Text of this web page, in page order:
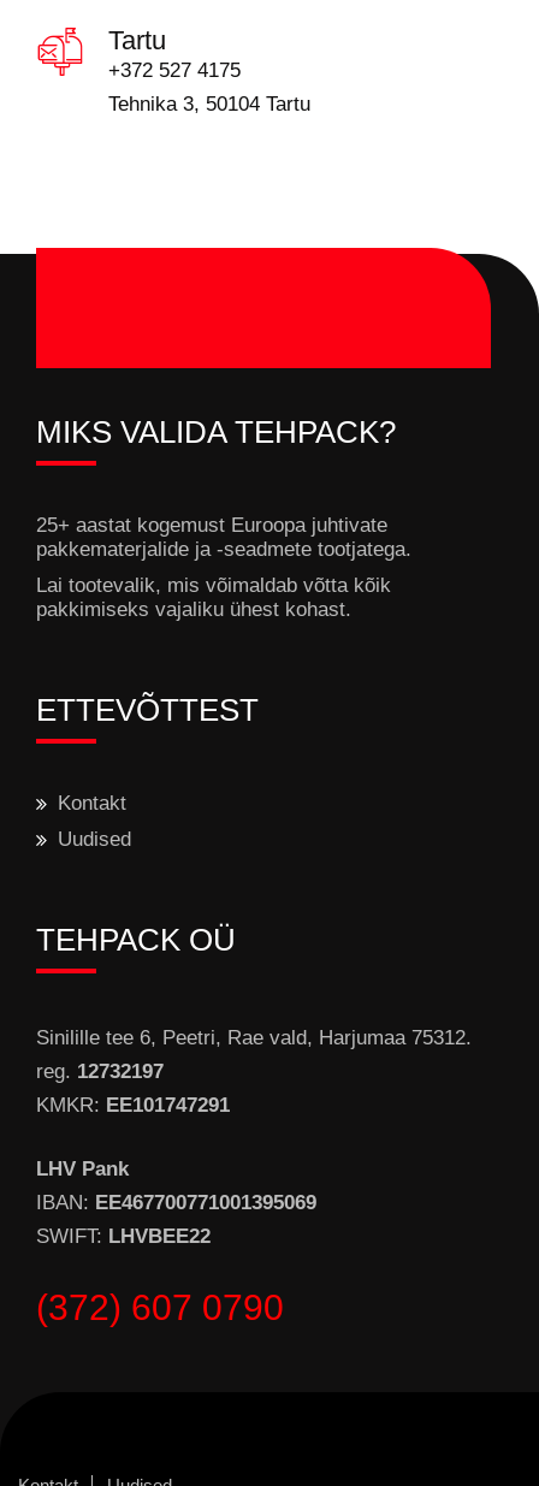
Tartu
+372 527 4175
Tehnika 3, 50104 Tartu
MIKS VALIDA TEHPACK?
25+ aastat kogemust Euroopa juhtivate
pakkematerjalide ja -seadmete tootjatega.
Lai tootevalik, mis võimaldab võtta kõik
pakkimiseks vajaliku ühest kohast.
ETTEVÕTTEST
Kontakt
Uudised
TEHPACK OÜ
Sinilille tee 6, Peetri, Rae vald, Harjumaa 75312.
reg. 12732197
KMKR: EE101747291
LHV Pank
IBAN: EE467700771001395069
SWIFT: LHVBEE22
(372) 607 0790